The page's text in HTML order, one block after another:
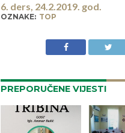
6. ders, 24.2.2019. god.
OZNAKE: TOP
PREPORUČENE VIJESTI